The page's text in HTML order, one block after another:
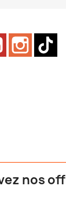
YouTube
nos